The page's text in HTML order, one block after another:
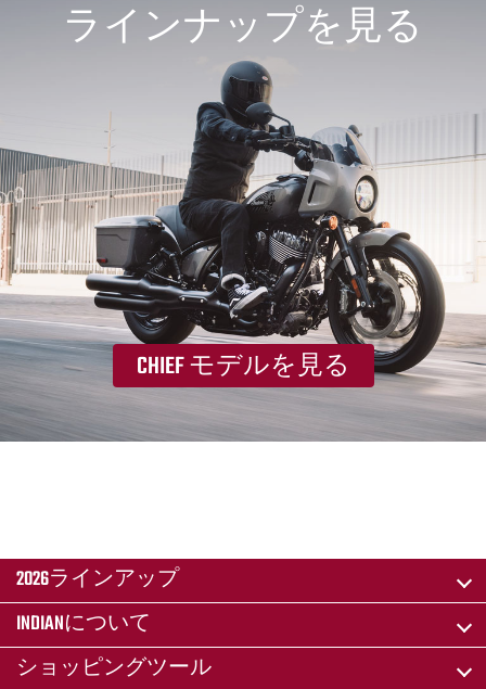
ラインナップを見る
CHIEF モデルを見る
2026ラインアップ
INDIANについて
ショッピングツール